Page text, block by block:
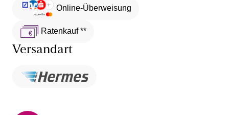
Online-Überweisung
Ratenkauf **
Versandart